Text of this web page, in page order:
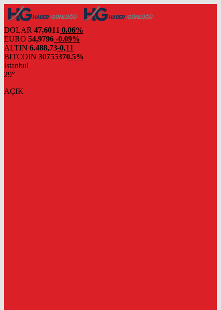
DOLAR 47,6011 0.06%
EURO 54,9796 -0.09%
ALTIN 6.488,73-0,11
BITCOIN 30755370.5%
İstanbul
29°
AÇIK